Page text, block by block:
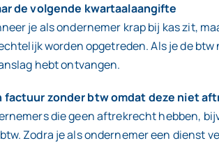
de volgende kwartaalaangifte
je als ondernemer krap bij kas zit,
worden opgetreden. Als je de
hebt ontvangen.
factuur zonder btw omdat deze niet
die geen aftrekrecht hebben,
Zodra je als ondernemer een dienst